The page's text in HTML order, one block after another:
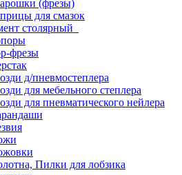
(фрезы)
для смазок
столярный
фрезы
д/пневмостеплера
для мебельного степлера
для пневматического нейлера
Пилки для лобзика